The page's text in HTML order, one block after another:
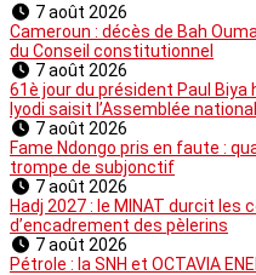
7 août 2026
Cameroun : décès de Bah
du Conseil constitutionnel
7 août 2026
61è jour du président Paul Biya
Iyodi saisit l’Assemblée
7 août 2026
Fame Ndongo pris en faute :
trompe de subjonctif
7 août 2026
Hadj 2027 : le MINAT durcit
d’encadrement des pèlerins
7 août 2026
Pétrole : la SNH et OCTAVIA